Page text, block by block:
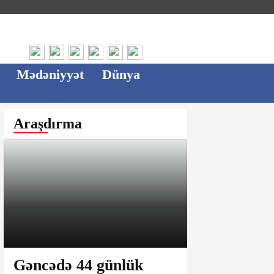
Mədəniyyət
Dünya
Araşdırma
Gəncədə 44 günlük